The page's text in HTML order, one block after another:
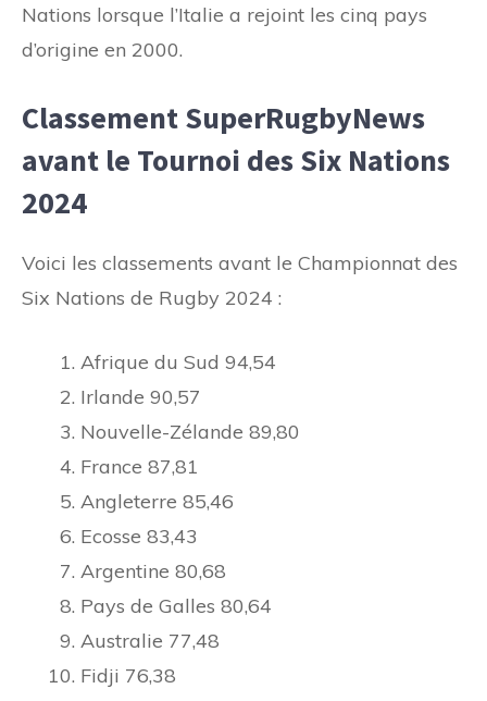
Nations lorsque l’Italie a rejoint les cinq pays
d’origine en 2000.
Classement SuperRugbyNews
avant le Tournoi des Six Nations
2024
Voici les classements avant le Championnat des
Six Nations de Rugby 2024 :
Afrique du Sud 94,54
Irlande 90,57
Nouvelle-Zélande 89,80
France 87,81
Angleterre 85,46
Ecosse 83,43
Argentine 80,68
Pays de Galles 80,64
Australie 77,48
Fidji 76,38